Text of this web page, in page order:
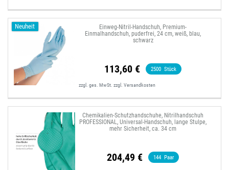
Neuheit
Einweg-Nitril-Handschuh, Premium-
Einmalhandschuh, puderfrei, 24 cm, weiß, blau,
schwarz
113,60 € 2500 Stück
zzgl. ges. MwSt. zzgl.Versandkosten
Chemikalien-Schutzhandschuhe, Nitrilhandschuh
PROFESSIONAL, Universal-Handschuh, lange Stulpe,
mehr Sicherheit, ca. 34 cm
204,49 € 144 Paar